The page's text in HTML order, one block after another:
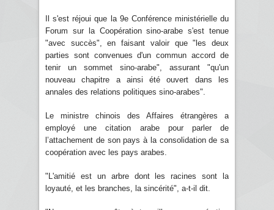
Il s'est réjoui que la 9e Conférence ministérielle du
Forum sur la Coopération sino-arabe s'est tenue
"avec succès", en faisant valoir que "les deux
parties sont convenues d'un commun accord de
tenir un sommet sino-arabe", assurant "qu'un
nouveau chapitre a ainsi été ouvert dans les
annales des relations politiques sino-arabes".
Le ministre chinois des Affaires étrangères a
employé une citation arabe pour parler de
l’attachement de son pays à la consolidation de sa
coopération avec les pays arabes.
"L'amitié est un arbre dont les racines sont la
loyauté, et les branches, la sincérité", a-t-il dit.